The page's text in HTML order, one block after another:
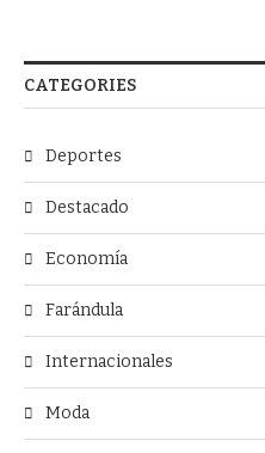
CATEGORIES
Deportes
Destacado
Economía
Farándula
Internacionales
Moda